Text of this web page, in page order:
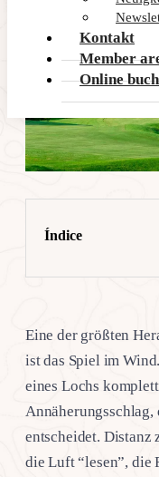
Kontakt
Member
Online
Índice
Eine der größten
ist das Spiel im
eines Lochs
entscheidet. Distanz
die Luft “lesen”, die